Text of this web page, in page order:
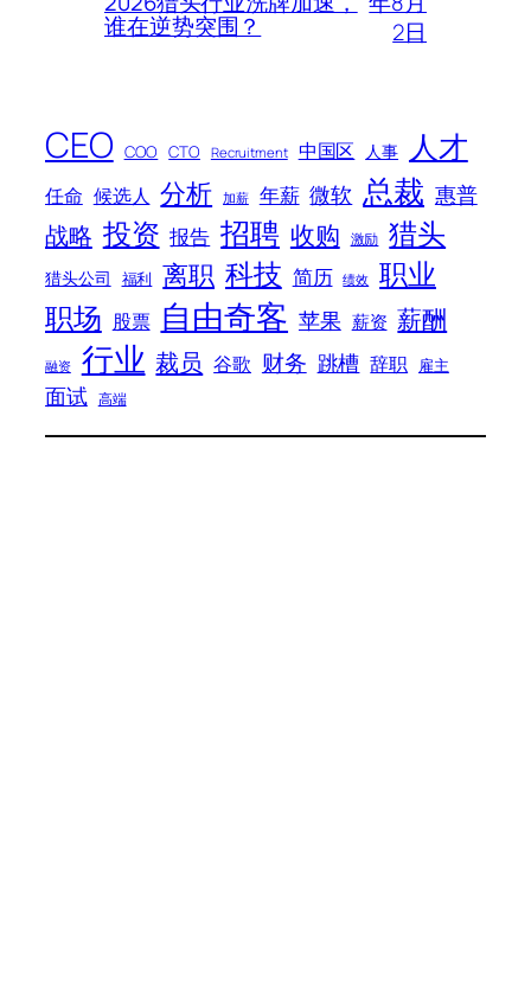
谁在逆势突围？
2日
CEO COO CTO Recruitment 中国区 人事 人才
任命 候选人 分析 加薪 年薪 微软 总裁 惠普
战略 投资 报告 招聘 收购 激励 猎头
猎头公司 福利 离职 科技 简历 绩效 职业
职场 股票 自由奇客 苹果 薪资 薪酬
融资 行业 裁员 谷歌 财务 跳槽 辞职 雇主
面试 高端